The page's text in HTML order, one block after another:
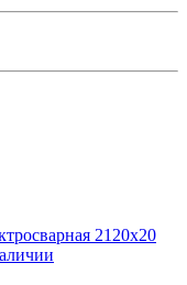
2120х20